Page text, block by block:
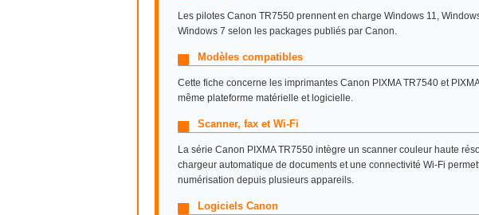
Les pilotes Canon TR7550 prennent en charge Windows 11,
Windows 7 selon les packages publiés par Canon.
Modèles compatibles
Cette fiche concerne les imprimantes Canon PIXMA TR7540 et
même plateforme matérielle et logicielle.
Scanner, fax et Wi-Fi
La série Canon PIXMA TR7550 intègre un scanner couleur haute
chargeur automatique de documents et une connectivité Wi-Fi
numérisation depuis plusieurs appareils.
Logiciels Canon